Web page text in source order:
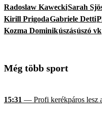
Radoslaw KaweckiSarah
Kirill PrigodaGabriele Detti
Kozma Dominikúszásúszó vk
Még több sport
15:31 — Profi kerékpáros lesz